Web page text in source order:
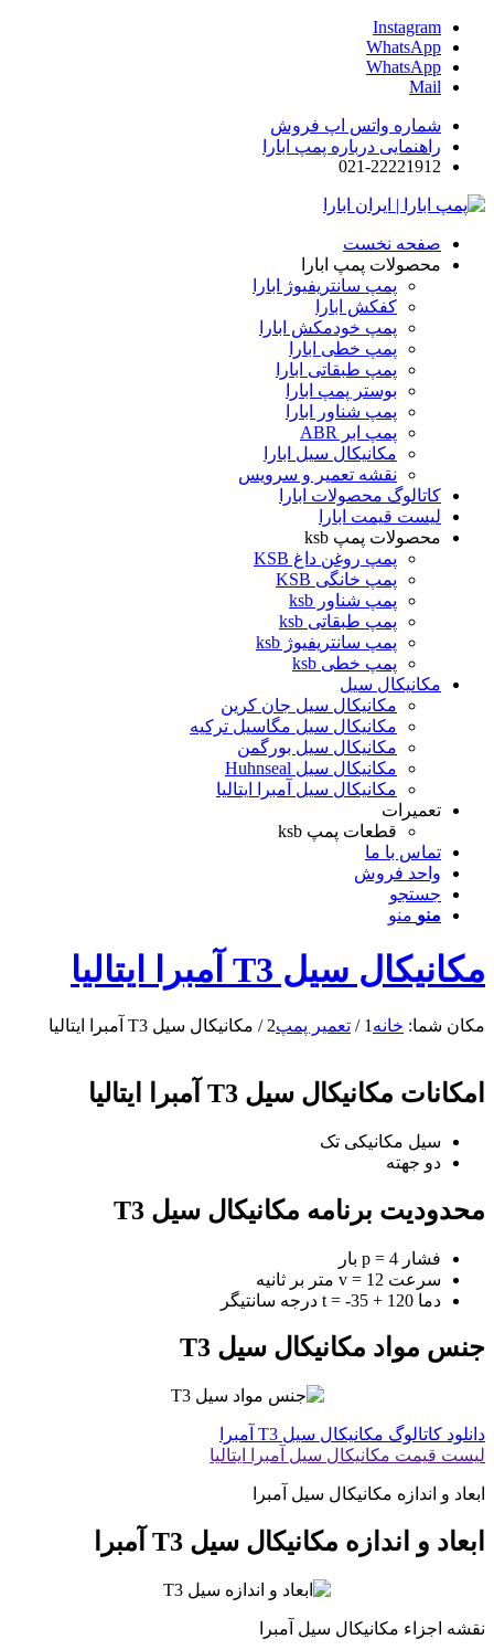
Instagram
WhatsApp
WhatsApp
Mail
شماره واتس اپ فروش
راهنمایی درباره پمپ ابارا
021-22221912
صفحه نخست
محصولات پمپ ابارا
پمپ سانتریفیوژ ابارا
کفکش ابارا
پمپ خودمکش ابارا
پمپ خطی ابارا
پمپ طبقاتی ابارا
بوستر پمپ ابارا
پمپ شناور ابارا
پمپ ابر ABR
مکانیکال سیل ابارا
نقشه تعمیر و سرویس
کاتالوگ محصولات ابارا
لیست قیمت ابارا
محصولات پمپ ksb
پمپ روغن داغ KSB
پمپ خانگی KSB
پمپ شناور ksb
پمپ طبقاتی ksb
پمپ سانتریفیوژ ksb
پمپ خطی ksb
مکانیکال سیل
مکانیکال سیل جان کرین
مکانیکال سیل مگاسیل ترکیه
مکانیکال سیل بورگمن
مکانیکال سیل Huhnseal
مکانیکال سیل آمبرا ایتالیا
تعمیرات
قطعات پمپ ksb
تماس با ما
واحد فروش
جستجو
منو منو
مکانیکال سیل T3 آمبرا ایتالیا
مکان شما: خانه 1
/ تعمیر پمپ2
/ مکانیکال سیل T3 آمبرا ایتالیا
امکانات مکانیکال سیل T3 آمبرا ایتالیا
سیل مکانیکی تک
دو جهته
محدودیت برنامه مکانیکال سیل T3
فشار p = 4 بار
سرعت v = 12 متر بر ثانیه
دما t = -35 + 120 درجه سانتیگر
جنس مواد مکانیکال سیل T3
دانلود کاتالوگ مکانیکال سیل T3 آمبرا
لیست قیمت مکانیکال سیل آمبرا ایتالیا
ابعاد و اندازه مکانیکال سیل آمبرا
ابعاد و اندازه مکانیکال سیل T3 آمبرا
نقشه اجزاء مکانیکال سیل آمبرا